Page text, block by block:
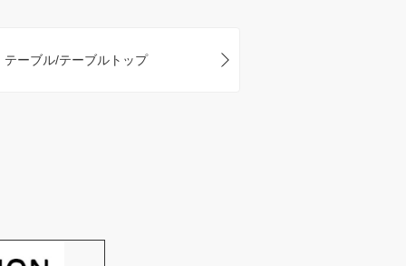
テーブル/テーブルトップ